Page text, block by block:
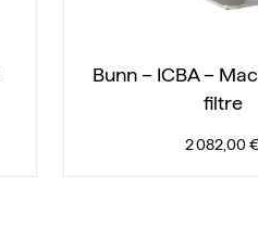
Bunn – ICBA –
filtre
2 082,00